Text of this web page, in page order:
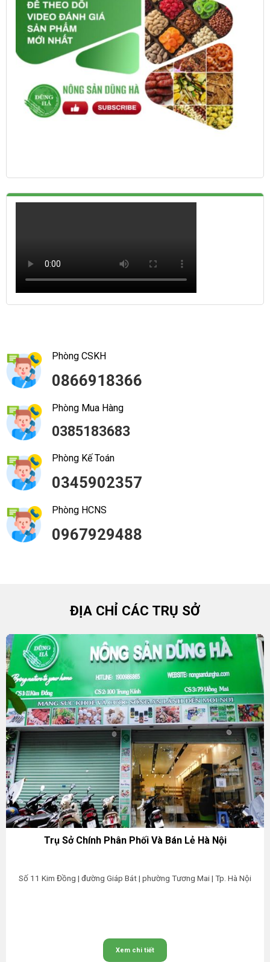
Phòng CSKH
0866918366
Phòng Mua Hàng
0385183683
Phòng Kế Toán
0345902357
Phòng HCNS
0967929488
ĐỊA CHỈ CÁC TRỤ SỞ
Trụ Sở Chính Phân Phối Và Bán Lẻ Hà Nội
Số 11 Kim Đồng | đường Giáp Bát | phường Tương Mai | Tp. Hà Nội
Xem chi tiết